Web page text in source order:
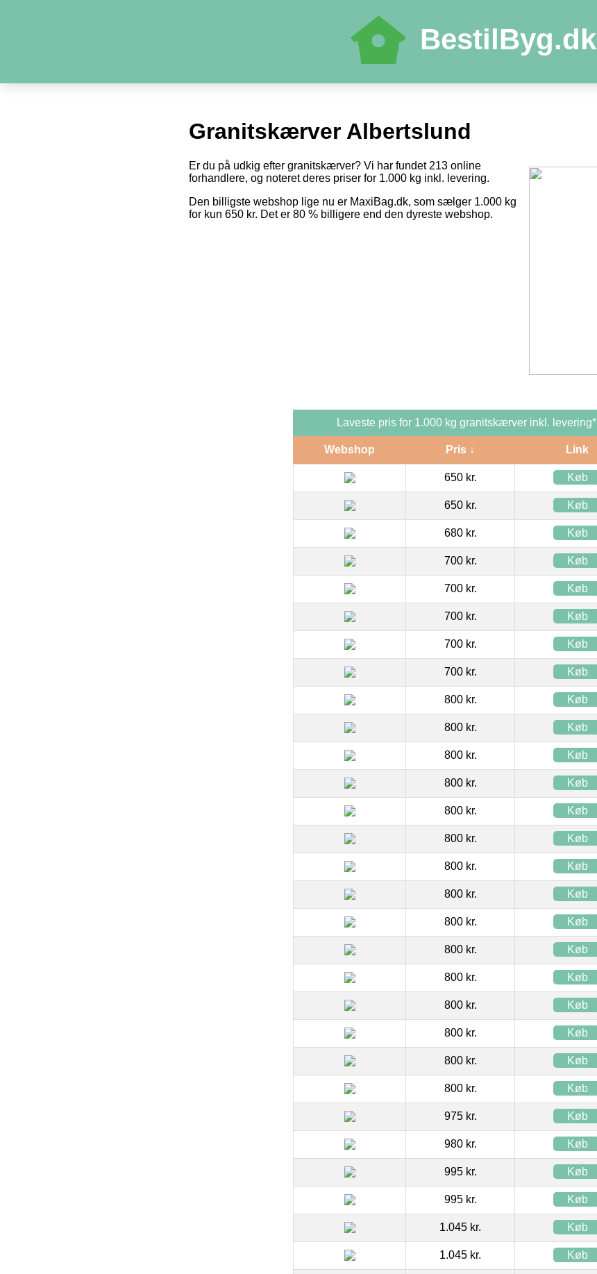
BestilByg.dk
Granitskærver Albertslund
Er du på udkig efter granitskærver? Vi har fundet 213 online
forhandlere, og noteret deres priser for 1.000 kg inkl. levering.
Den billigste webshop lige nu er MaxiBag.dk, som sælger 1.000 kg
for kun 650 kr. Det er 80 % billigere end den dyreste webshop.
Laveste pris for 1.000 kg granitskærver inkl. levering*
Webshop Pris ↓ Link
650 kr. Køb
650 kr. Køb
680 kr. Køb
700 kr. Køb
700 kr. Køb
700 kr. Køb
700 kr. Køb
700 kr. Køb
800 kr. Køb
800 kr. Køb
800 kr. Køb
800 kr. Køb
800 kr. Køb
800 kr. Køb
800 kr. Køb
800 kr. Køb
800 kr. Køb
800 kr. Køb
800 kr. Køb
800 kr. Køb
800 kr. Køb
800 kr. Køb
800 kr. Køb
975 kr. Køb
980 kr. Køb
995 kr. Køb
995 kr. Køb
1.045 kr. Køb
1.045 kr. Køb